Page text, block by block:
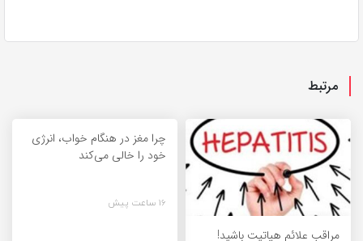
مرتبط
مراقب علائم هپاتیت باشید!
چرا مغز در هنگام خواب، انرژی
خود را خالی می‌کند
16 ساعت پیش